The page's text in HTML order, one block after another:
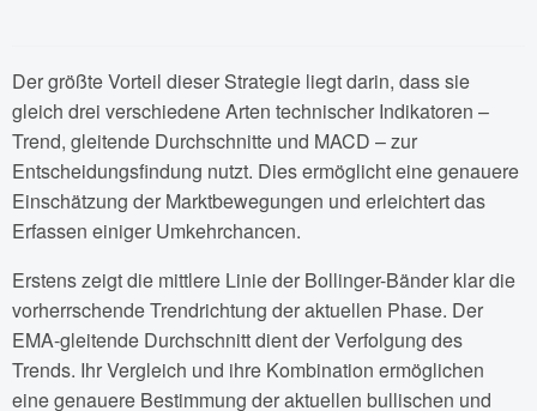
Der größte Vorteil dieser Strategie liegt darin, dass sie
gleich drei verschiedene Arten technischer Indikatoren –
Trend, gleitende Durchschnitte und MACD – zur
Entscheidungsfindung nutzt. Dies ermöglicht eine genauere
Einschätzung der Marktbewegungen und erleichtert das
Erfassen einiger Umkehrchancen.
Erstens zeigt die mittlere Linie der Bollinger-Bänder klar die
vorherrschende Trendrichtung der aktuellen Phase. Der
EMA-gleitende Durchschnitt dient der Verfolgung des
Trends. Ihr Vergleich und ihre Kombination ermöglichen
eine genauere Bestimmung der aktuellen bullischen und